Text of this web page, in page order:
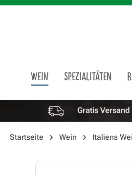
WEIN SPEZIALITÄTEN
Vorteile überspringen Gratis Versand
Startseite Wein Italiens
Bildergalerie überspringen